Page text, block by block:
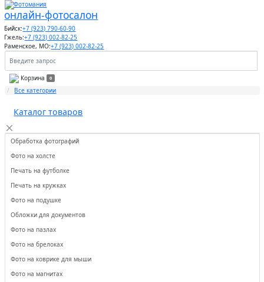
онлайн-фотосалон
Бийск:+7 (923) 790-60-90
Гжель:+7 (923) 002-82-25
Раменское, МО:+7 (923) 002-82-25
Корзина 0
Все категории
Каталог товаров
Обработка фотографий
Фото на холсте
Печать на футболке
Печать на кружках
Фото на подушке
Обложки для документов
Фото на пазлах
Фото на брелоках
Фото на коврике для мыши
Фото на магнитах